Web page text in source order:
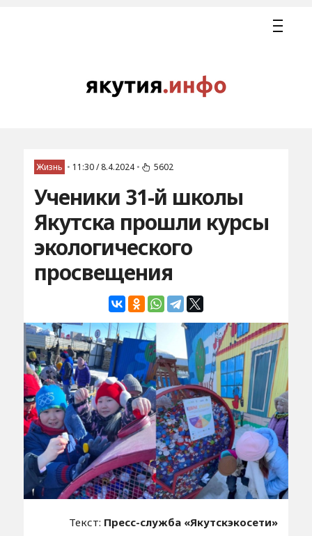
Жизнь • 11:30 / 8.4.2024 • 5602
Ученики 31-й школы
Якутска прошли курсы
экологического
просвещения
Текст: Пресс-служба «Якутскэкосети»